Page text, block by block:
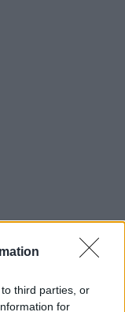
third parties, or
for